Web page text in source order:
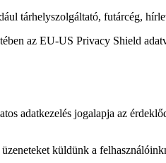
tárhelyszolgáltató, futárcég,
az EU-US Privacy Shield
adatkezelés jogalapja az
küldünk a